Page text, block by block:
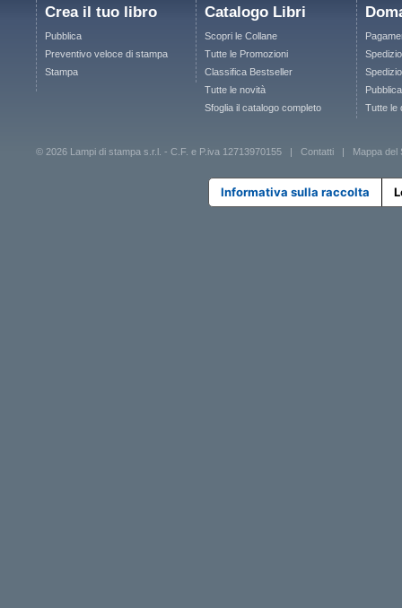
Crea il tuo libro
Pubblica
Preventivo veloce di stampa
Stampa
Catalogo Libri
Scopri le Collane
Tutte le Promozioni
Classifica Bestseller
Tutte le novità
Sfoglia il catalogo completo
Tutte le
© 2026 Lampi di stampa s.r.l. - C.F. e P.iva 12713970155 | Contatti Mappa del
Informativa sulla raccolta